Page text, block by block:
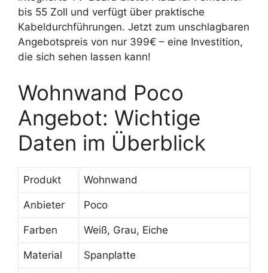
bis 55 Zoll und verfügt über praktische
Kabeldurchführungen. Jetzt zum unschlagbaren
Angebotspreis von nur 399€ – eine Investition,
die sich sehen lassen kann!
Wohnwand Poco
Angebot: Wichtige
Daten im Überblick
Produkt Wohnwand
Anbieter Poco
Farben Weiß, Grau, Eiche
Material Spanplatte